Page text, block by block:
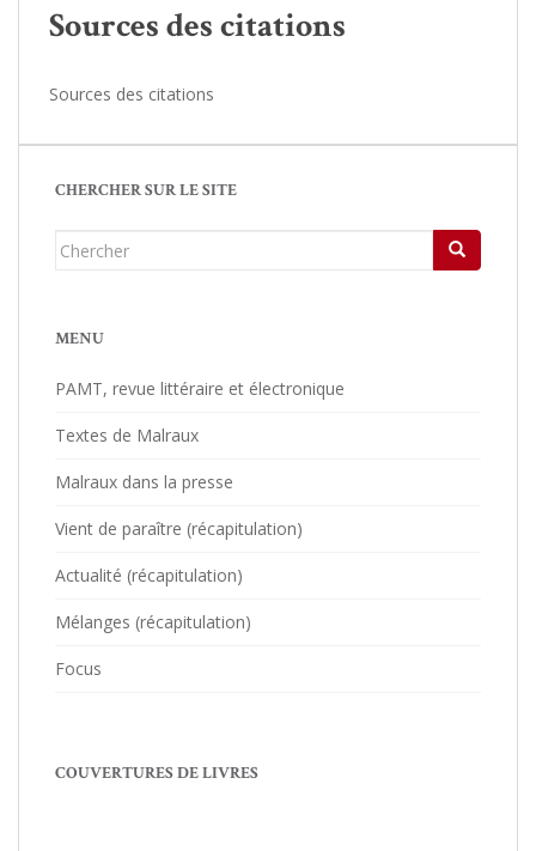
Sources des citations
Sources des citations
CHERCHER SUR LE SITE
Chercher...
MENU
PAMT, revue littéraire et électronique
Textes de Malraux
Malraux dans la presse
Vient de paraître (récapitulation)
Actualité (récapitulation)
Mélanges (récapitulation)
Focus
COUVERTURES DE LIVRES